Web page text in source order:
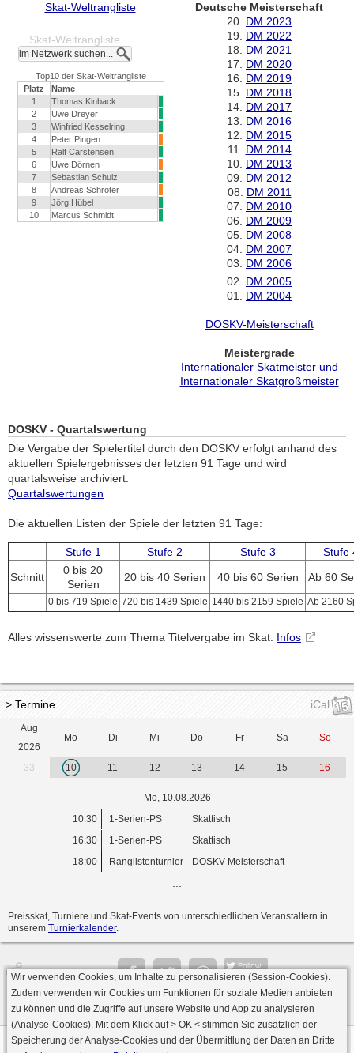
Skat-Weltrangliste
Skat-Weltrangliste
Top10 der Skat-Weltrangliste
Platz
Name
1
Thomas Kinback
2
Uwe Dreyer
3
Winfried Kesselring
4
Peter Pingen
5
Ralf Carstensen
6
Uwe Dörnen
7
Sebastian Schulz
8
Andreas Schröter
9
Jörg Hübel
10
Marcus Schmidt
Deutsche Meisterschaft
20. DM 2023
19. DM 2022
18. DM 2021
17. DM 2020
16. DM 2019
15. DM 2018
14. DM 2017
13. DM 2016
12. DM 2015
11. DM 2014
10. DM 2013
09. DM 2012
08. DM 2011
07. DM 2010
06. DM 2009
05. DM 2008
04. DM 2007
03. DM 2006
02. DM 2005
01. DM 2004
DOSKV-Meisterschaft
Meistergrade
Internationaler Skatmeister und
Internationaler Skatgroßmeister
DOSKV - Quartalswertung
Die Vergabe der Spielertitel durch den DOSKV erfolgt anhand des
aktuellen Spielergebnisses der letzten 91 Tage und wird
quartalsweise archiviert:
Quartalswertungen
Die aktuellen Listen der Spiele der letzten 91 Tage:
Stufe 1 Stufe 2 Stufe 3
Stufe
Schnitt
0 bis 20
Serien
20 bis 40 Serien 40 bis 60 Serien Ab 60
0 bis 719 Spiele 720 bis 1439 Spiele 1440 bis 2159 Spiele Ab 2160
Alles wissenswerte zum Thema Titelvergabe im Skat: Infos
> Termine iCal
Aug
2026
Mo Di Mi Do Fr Sa So
33 10 11 12 13 14 15 16
Mo, 10.08.2026
10:30
1-Serien-PS
Skattisch
16:30
1-Serien-PS
Skattisch
18:00
Ranglistenturnier DOSKV-Meisterschaft
Preisskat, Turniere und Skat-Events von unterschiedlichen Veranstaltern in
unserem Turnierkalender.
Follow
Seite
Datenschutz AGB Impressum
Wir verwenden Cookies, um Inhalte zu personalisieren (Session-Cookies).
Zudem verwenden wir Cookies um Funktionen für soziale Medien anbieten
zu können und die Zugriffe auf unsere Website und App zu analysieren
(Analyse-Cookies). Mit dem Klick auf> OK < stimmen Sie zusätzlich der
Speicherung der Analyse-Cookies und der Übermittlung der Daten an Dritte